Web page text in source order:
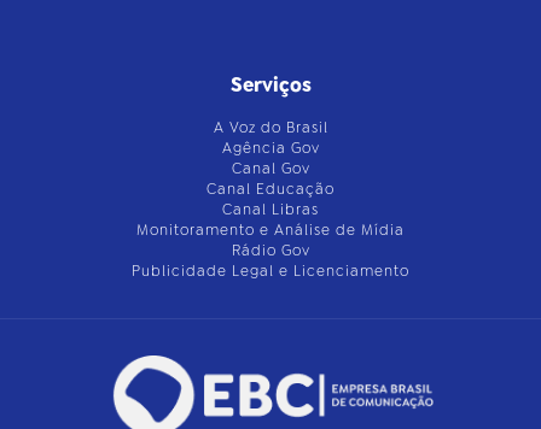
Serviços
A Voz do Brasil
Agência Gov
Canal Gov
Canal Educação
Canal Libras
Monitoramento e Análise de Mídia
Rádio Gov
Publicidade Legal e Licenciamento